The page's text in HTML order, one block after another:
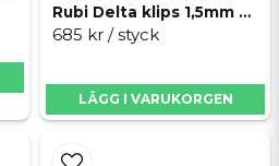
Rubi Delta klips 1,5mm 3-12mm
685 kr / styck
LÄGG I VARUKORGEN